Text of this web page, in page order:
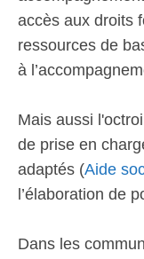
accès aux droits
ressources de
à
Mais aussi
de prise en
adaptés (Aide
l’élaboration de
Dans les